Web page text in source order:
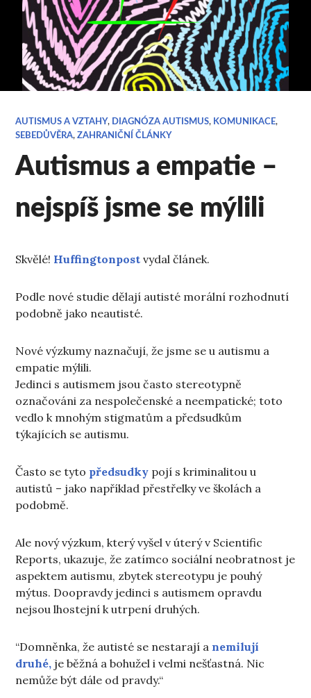
AUTISMUS A VZTAHY, DIAGNÓZA AUTISMUS, KOMUNIKACE,
SEBEDŮVĚRA,ZAHRANIČNÍ ČLÁNKY
Autismus a empatie –
nejspíš jsme se mýlili
Skvělé! Huffingtonpost vydal článek.
Podle nové studie dělají autisté morální rozhodnutí
podobně jako neautisté.
Nové výzkumy naznačují, že jsme se u autismu a
empatie mýlili.
Jedinci s autismem jsou často stereotypně
označováni za nespolečenské a neempatické; toto
vedlo k mnohým stigmatům a předsudkům
týkajících se autismu.
Často se tyto předsudky pojí s kriminalitou u
autistů – jako například přestřelky ve školách a
podobmě.
Ale nový výzkum, který vyšel v úterý v Scientific
Reports, ukazuje, že zatímco sociální neobratnost je
aspektem autismu, zbytek stereotypu je pouhý
mýtus. Doopravdy jedinci s autismem opravdu
nejsou lhostejní k utrpení druhých.
“Domněnka, že autisté se nestarají a nemilují
druhé, je běžná a bohužel i velmi nešťastná. Nic
nemůže být dále od pravdy.“